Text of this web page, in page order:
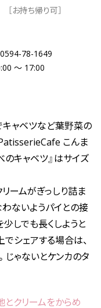
［お持ち帰り可］
78-1649
～ 17:00
キャベツなど葉野菜の
こんま
のキャベツ』はサイズ
ームがぎっしり詰ま
ないようパイとの接
しでも長くしようと
シェアする場合は、
ゃないとケンカのタ
とクリームをからめ